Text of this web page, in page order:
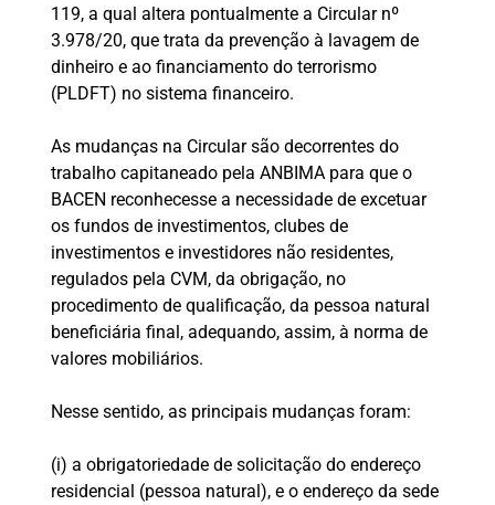
119, a qual altera pontualmente a Circular nº
3.978/20, que trata da prevenção à lavagem de
dinheiro e ao financiamento do terrorismo
(PLDFT) no sistema financeiro.
As mudanças na Circular são decorrentes do
trabalho capitaneado pela ANBIMA para que o
BACEN reconhecesse a necessidade de excetuar
os fundos de investimentos, clubes de
investimentos e investidores não residentes,
regulados pela CVM, da obrigação, no
procedimento de qualificação, da pessoa natural
beneficiária final, adequando, assim, à norma de
valores mobiliários.
Nesse sentido, as principais mudanças foram:
(i) a obrigatoriedade de solicitação do endereço
residencial (pessoa natural), e o endereço da sede